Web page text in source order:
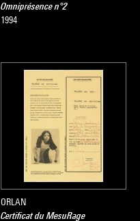
Omniprésence n°2
1994
ORLAN
Certificat du MesuRage